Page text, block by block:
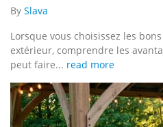
By Slava
Lorsque vous choisissez les
extérieur, comprendre les
peut faire... read more